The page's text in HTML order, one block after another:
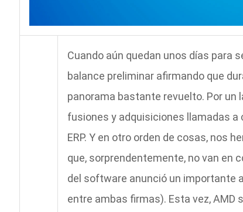
Cuando aún quedan unos días para
balance preliminar afirmando que
panorama bastante revuelto. Por un
fusiones y adquisiciones llamadas a
ERP. Y en otro orden de cosas, nos
que, sorprendentemente, no van en
del software anunció un importante
entre ambas firmas). Esta vez, AMD